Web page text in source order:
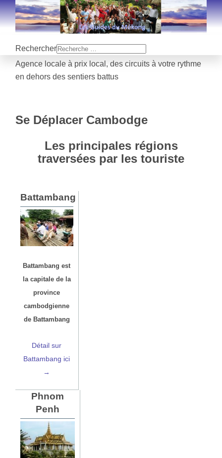
Rechercher
Agence locale à prix local, des circuits à votre rythme
en dehors des sentiers battus
Se Déplacer Cambodge
Les principales régions
traversées par les touriste
Battambang
Battambang est
la capitale de la
province
cambodgienne
de Battambang
Détail sur
Battambang ici
→
Phnom
Penh